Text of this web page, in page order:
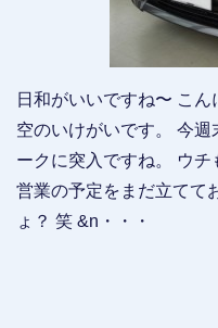
日和がいいですね〜 こ
空のいけがいです。 今
ークに突入ですね。 ウ
営業の予定をまだ立てて
ょ？ 笑 &n・・・